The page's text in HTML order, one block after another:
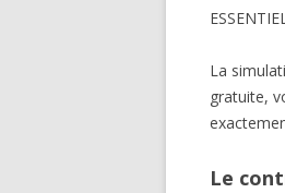
La
gratuite,
Le